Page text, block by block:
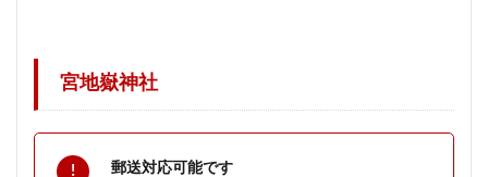
宮地嶽神社
郵送対応可能です